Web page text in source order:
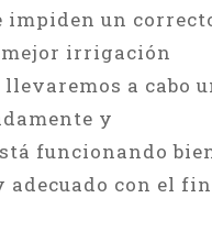
impiden un
mejor irrigación
a cabo
y
funcionando
con el